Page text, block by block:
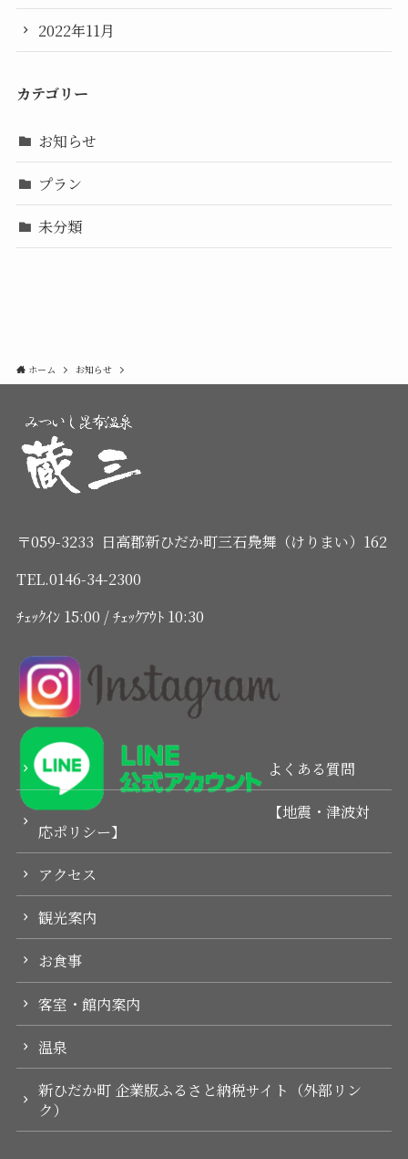
2022年11月
カテゴリー
お知らせ
プラン
未分類
ホーム お知らせ
〒059-3233 日高郡新ひだか町三石鳧舞（けりまい）162
TEL.0146-34-2300
ﾁｪｯｸｲﾝ 15:00 / ﾁｪｯｸｱｳﾄ 10:30
よくある質問
【地震・津波対
応ポリシー】
アクセス
観光案内
お食事
客室・館内案内
温泉
新ひだか町 企業版ふるさと納税サイト（外部リン
ク）